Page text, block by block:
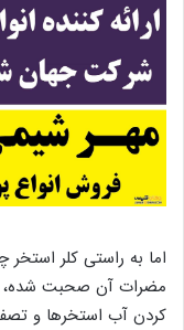
اما به راستی کلر
مضرات آن صحبت شده،
کردن آب استخرها و